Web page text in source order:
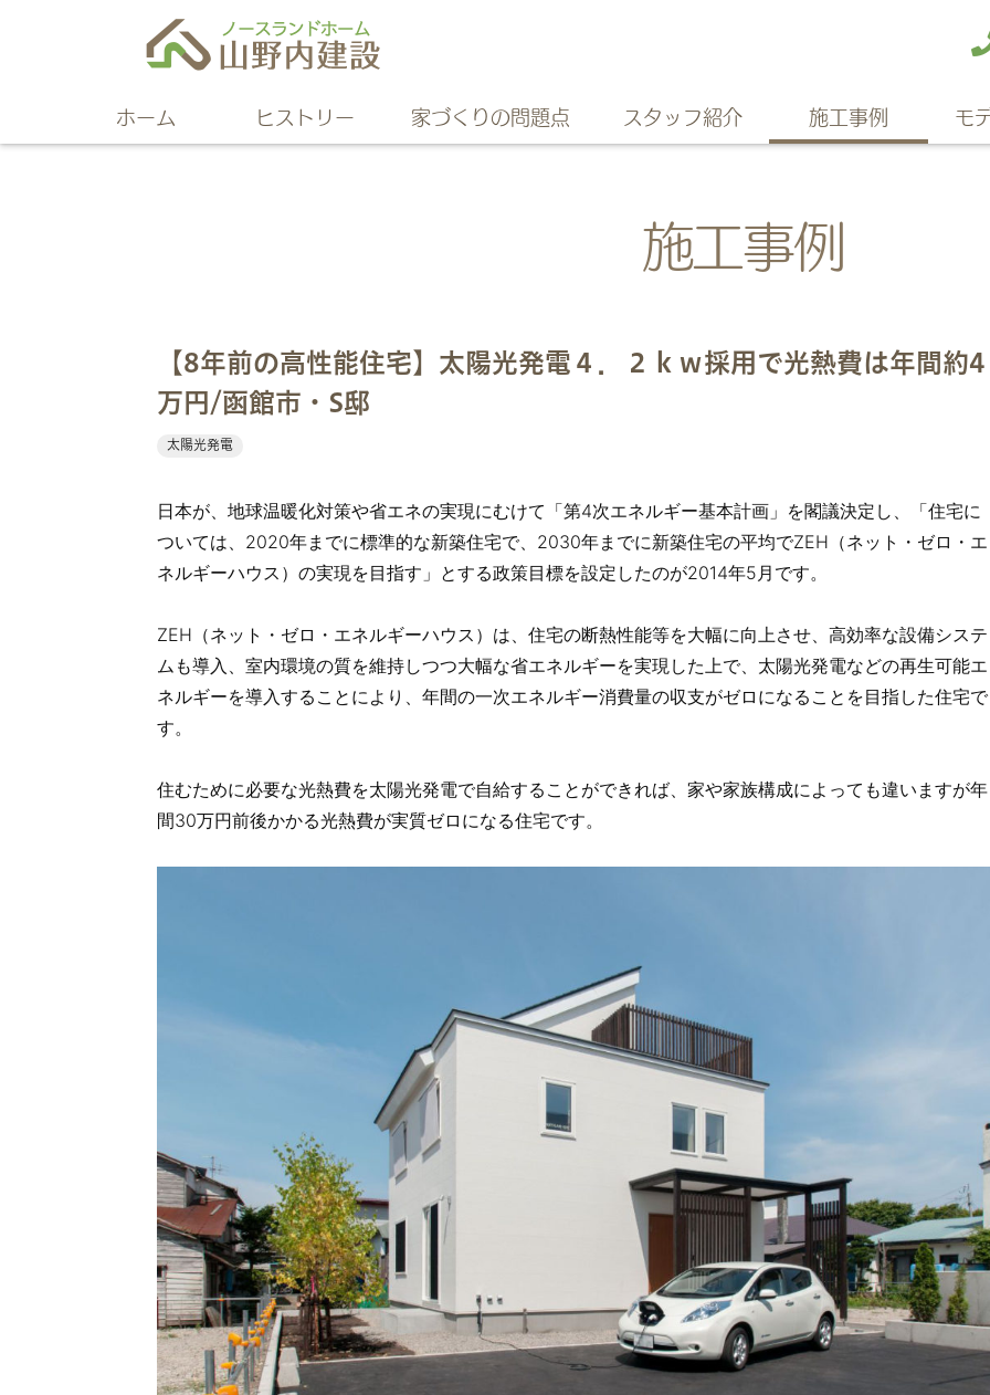
ホーム ヒストリー 家づくりの問題点 スタッフ紹介 施工事例 モ
施工事例
【8年前の高性能住宅】太陽光発電４．２ｋｗ採用で光熱費は年間約4
万円/函館市・S邸
太陽光発電
日本が、地球温暖化対策や省エネの実現にむけて「第4次エネルギー基本計画」を閣議決定し、「住宅に
ついては、2020年までに標準的な新築住宅で、2030年までに新築住宅の平均でZEH（ネット・ゼロ・エ
ネルギーハウス）の実現を目指す」とする政策目標を設定したのが2014年5月です。
ZEH（ネット・ゼロ・エネルギーハウス）は、住宅の断熱性能等を大幅に向上させ、高効率な設備システ
ムも導入、室内環境の質を維持しつつ大幅な省エネルギーを実現した上で、太陽光発電などの再生可能エ
ネルギーを導入することにより、年間の一次エネルギー消費量の収支がゼロになることを目指した住宅で
す。
住むために必要な光熱費を太陽光発電で自給することができれば、家や家族構成によっても違いますが年
間30万円前後かかる光熱費が実質ゼロになる住宅です。